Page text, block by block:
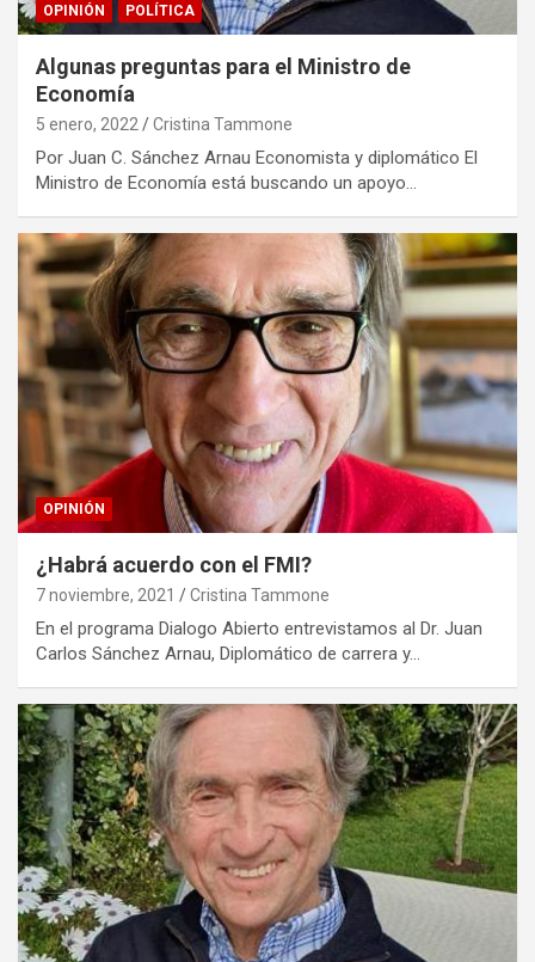
OPINIÓN POLÍTICA
Algunas preguntas para el Ministro de
Economía
5 enero, 2022 Cristina Tammone
Por Juan C. Sánchez Arnau Economista y diplomático El
Ministro de Economía está buscando un apoyo…
OPINIÓN
¿Habrá acuerdo con el FMI?
7 noviembre, 2021 Cristina Tammone
En el programa Dialogo Abierto entrevistamos al Dr. Juan
Carlos Sánchez Arnau, Diplomático de carrera y…